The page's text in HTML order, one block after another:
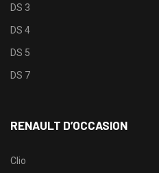
DS 3
DS 4
DS 5
DS 7
RENAULT D’OCCASION
Clio